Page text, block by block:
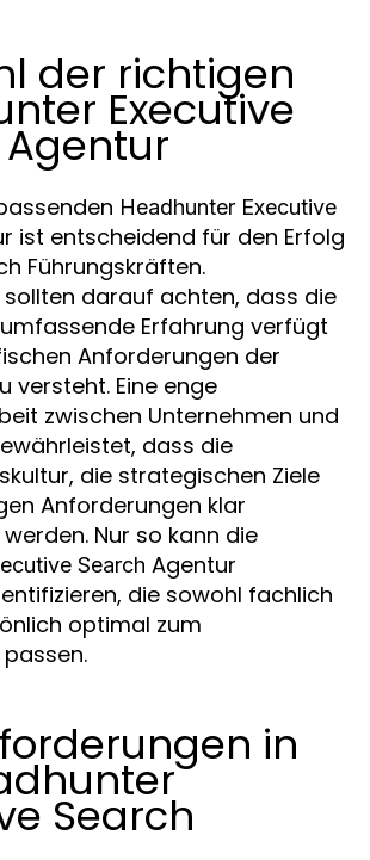
der richtigen
Executive
Headhunter Executive
ist entscheidend für den Erfolg
Führungskräften.
sollten darauf achten, dass die
Erfahrung verfügt
Anforderungen der
versteht. Eine enge
zwischen Unternehmen und
dass die
die strategischen Ziele
Anforderungen klar
Nur so kann die
Search Agentur
die sowohl fachlich
optimal zum
in
Search